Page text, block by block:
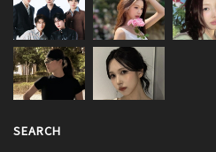
SEARCH